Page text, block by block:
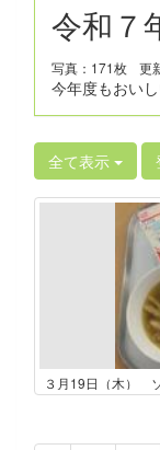
令和７
写真：171枚 更
今年度もおい
全て表示